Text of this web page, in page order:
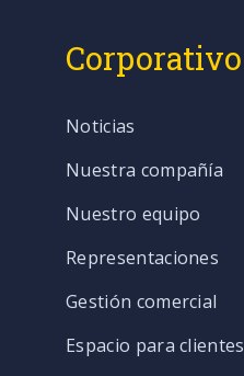
Corporativo
Noticias
Nuestra compañía
Nuestro equipo
Representaciones
Gestión comercial
Espacio para clientes